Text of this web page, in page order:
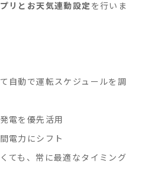
リとお天気連動設定を行いま
自動で運転スケジュールを調
電を優先活用
電力にシフト
ても、常に最適なタイミング